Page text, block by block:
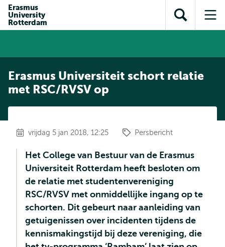
inhoud
Direct naar
subnavigatie
Erasmus
University
Rotterdam
Toon
zoekveld
Erasmus Universiteit schort relatie
met RSC/RVSV op
vrijdag 5 jan 2018, 12:25 Persbericht
Het College van Bestuur van de Erasmus
Universiteit Rotterdam heeft besloten om
de relatie met studentenvereniging
RSC/RVSV met onmiddellijke ingang op te
schorten. Dit gebeurt naar aanleiding van
getuigenissen over incidenten tijdens de
kennismakingstijd bij deze vereniging, die